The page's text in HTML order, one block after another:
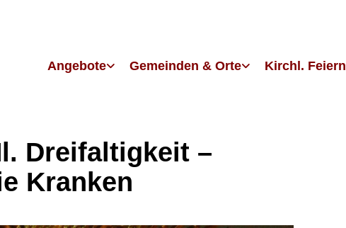
Angebote Gemeinden & Orte Kirchl. Feiern
Dreifaltigkeit –
Kranken